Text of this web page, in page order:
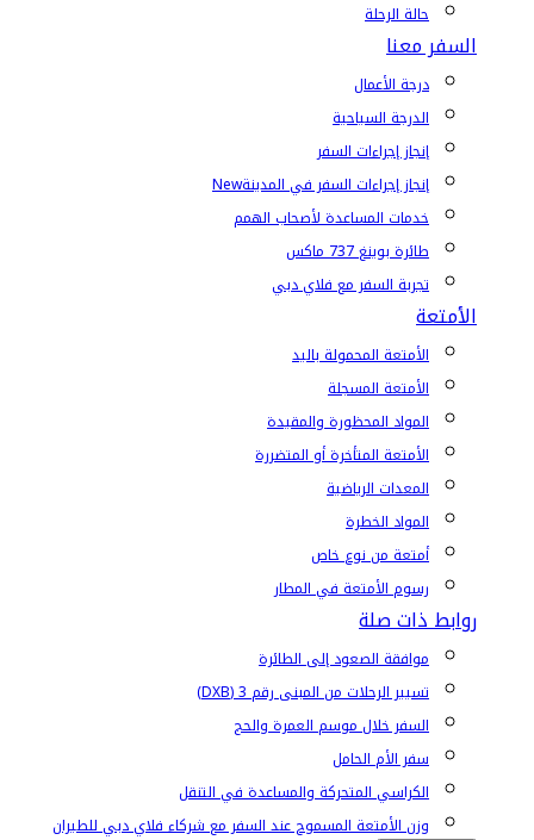
حالة الرحلة
السفر معنا
درجة الأعمال
الدرجة السياحية
إنجاز إجراءات السفر
إنجاز إجراءات السفر في المدينةNew
خدمات المساعدة لأصحاب الهمم
طائرة بوينغ 737 ماكس
تجربة السفر مع فلاي دبي
الأمتعة
الأمتعة المحمولة باليد
الأمتعة المسجلة
المواد المحظورة والمقيدة
الأمتعة المتأخرة أو المتضررة
المعدات الرياضية
المواد الخطرة
أمتعة من نوع خاص
رسوم الأمتعة في المطار
روابط ذات صلة
موافقة الصعود إلى الطائرة
تسيير الرحلات من المبنى رقم 3 (DXB)
السفر خلال موسم العمرة والحج
سفر الأم الحامل
الكراسي المتحركة والمساعدة في التنقل
وزن الأمتعة المسموح عند السفر مع شركاء فلاي دبي للطيران